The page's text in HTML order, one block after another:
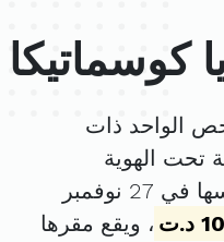
كوسماتيكا
الواحد ذات
تحت الهوية
. تم تأسيسها في 27 نوفمبر
، ويقع مقرها